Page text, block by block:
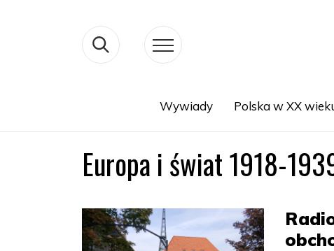
Wywiady Polska w XX
Europa i świat 1918-